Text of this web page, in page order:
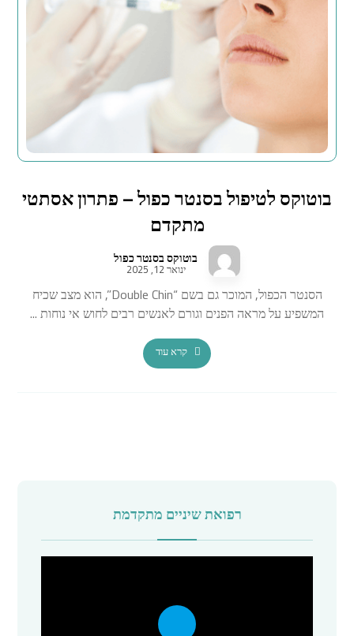
בוטוקס לטיפול בסנטר כפול – פתרון אסתטי
מתקדם
בוטוקס בסנטר כפול
ינואר 12, 2025
הסנטר הכפול, המוכר גם בשם “Double Chin”, הוא מצב שכיח
המשפיע על מראה הפנים וגורם לאנשים רבים לחוש אי נוחות ...
קרא עוד
רפואת שיניים מתקדמת